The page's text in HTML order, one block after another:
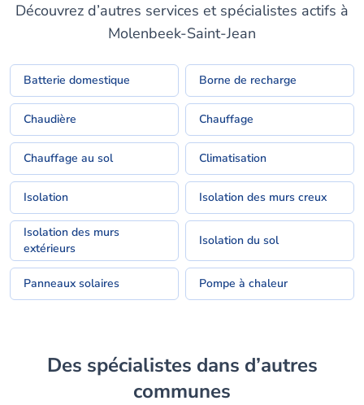
Découvrez d’autres services et spécialistes actifs à
Molenbeek-Saint-Jean
Batterie domestique Borne de recharge
Chaudière Chauffage
Chauffage au sol Climatisation
Isolation Isolation des murs creux
Isolation des murs
extérieurs
Isolation du sol
Panneaux solaires Pompe à chaleur
Des spécialistes dans d’autres
communes